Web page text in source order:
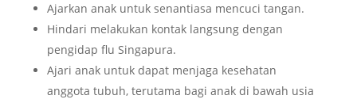
Ajarkan anak untuk senantiasa mencuci tangan.
Hindari melakukan kontak langsung dengan
pengidap flu Singapura.
Ajari anak untuk dapat menjaga kesehatan
anggota tubuh, terutama bagi anak di bawah usia